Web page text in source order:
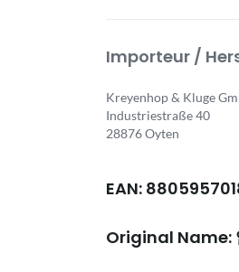
Importeur /
Kreyenhop & Kluge
Industriestraße 40
28876 Oyten
EAN:
Original Name: